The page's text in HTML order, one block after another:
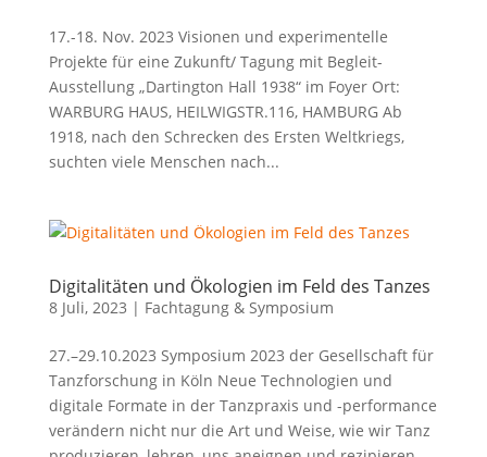
17.-18. Nov. 2023 Visionen und experimentelle
Projekte für eine Zukunft/ Tagung mit Begleit-
Ausstellung „Dartington Hall 1938“ im Foyer Ort:
WARBURG HAUS, HEILWIGSTR.116, HAMBURG Ab
1918, nach den Schrecken des Ersten Weltkriegs,
suchten viele Menschen nach...
Digitalitäten und Ökologien im Feld des Tanzes
8 Juli, 2023 | Fachtagung & Symposium
27.–29.10.2023 Symposium 2023 der Gesellschaft für
Tanzforschung in Köln Neue Technologien und
digitale Formate in der Tanzpraxis und -performance
verändern nicht nur die Art und Weise, wie wir Tanz